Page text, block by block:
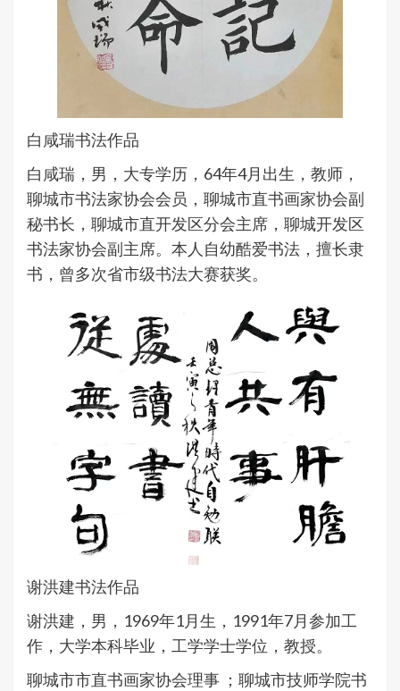
白咸瑞书法作品
白咸瑞，男，大专学历，64年4月出生，教师，
聊城市书法家协会会员，聊城市直书画家协会副
秘书长，聊城市直开发区分会主席，聊城开发区
书法家协会副主席。本人自幼酷爱书法，擅长隶
书，曾多次省市级书法大赛获奖。
谢洪建书法作品
谢洪建，男，1969年1月生，1991年7月参加工
作，大学本科毕业，工学学士学位，教授。
聊城市市直书画家协会理事 ；聊城市技师学院书